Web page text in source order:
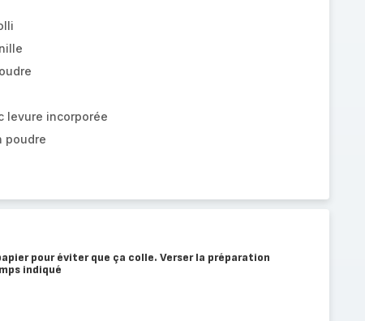
levure incorporée
poudre
pour éviter que ça colle. Verser la préparation
indiqué